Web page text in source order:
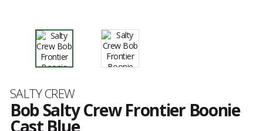
Marque
SALTY CREW
Bob Salty Crew Frontier Boonie
Cast Blue